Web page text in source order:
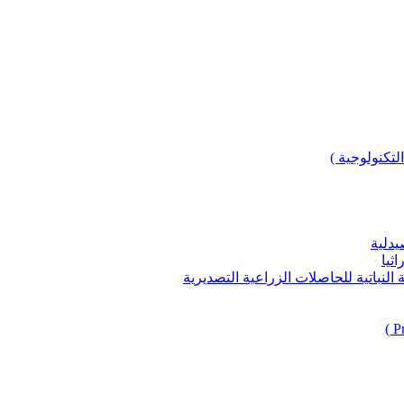
)
للحاصلات الزراعية التصديرية